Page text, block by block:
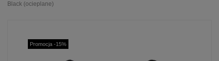
Black (ocieplane)
Promocja -15%